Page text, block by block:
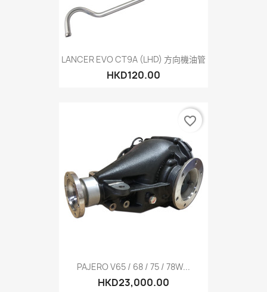
LANCER EVO CT9A (LHD) 方向機油管
HKD120.00
PAJERO V65 / 68 / 75 / 78W...
HKD23,000.00
favorite_border